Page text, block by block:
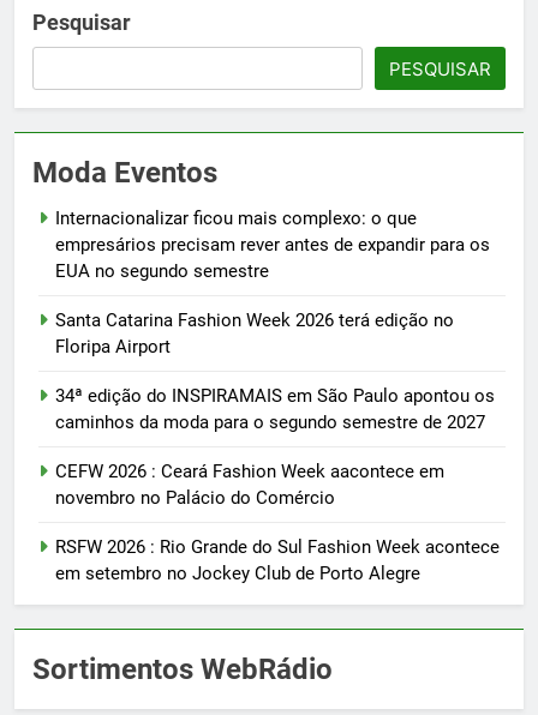
Pesquisar
PESQUISAR
Moda Eventos
Internacionalizar ficou mais complexo: o que
empresários precisam rever antes de expandir para os
EUA no segundo semestre
Santa Catarina Fashion Week 2026 terá edição no
Floripa Airport
34ª edição do INSPIRAMAIS em São Paulo apontou os
caminhos da moda para o segundo semestre de 2027
CEFW 2026 : Ceará Fashion Week aacontece em
novembro no Palácio do Comércio
RSFW 2026 : Rio Grande do Sul Fashion Week acontece
em setembro no Jockey Club de Porto Alegre
Sortimentos WebRádio